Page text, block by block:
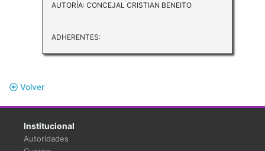
AUTORÍA: CONCEJAL CRISTIAN BENEITO
ADHERENTES:
Volver
Institucional
Autoridades